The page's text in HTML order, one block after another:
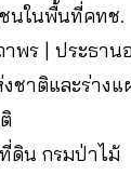
นในพื้นที่คทช.
พร | ประธาน
ชาติและร่าง
ดิน กรมป่าไม้